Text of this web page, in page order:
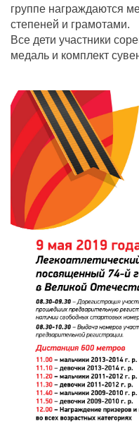
группе награждаются
степеней и грамотами.
Все дети участники
медаль и комплект